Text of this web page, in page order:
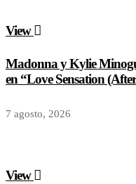
View
Madonna y Kylie
en “Love Sensation
7 agosto, 2026
View